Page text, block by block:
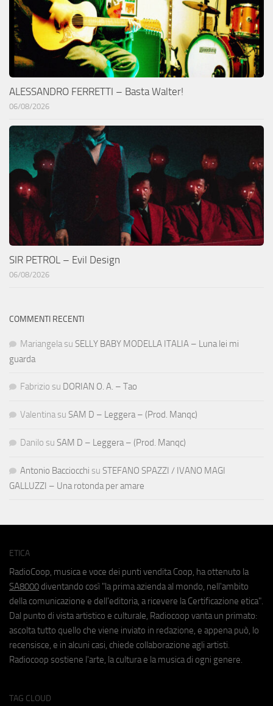
ALESSANDRO FERRETTI – Basta Walter!
06/08/2026
SIR PETROL – Evil Design
06/08/2026
COMMENTI RECENTI
Mariangela su SELLY BABY MODELLA ITALIA – Luna lei mi
guarda
Fabrizio su DORIAN O. A. – Tao
Valentina su SAM D – Leggera – (Prod. Manqc)
Danilo su SAM D – Leggera – (Prod. Manqc)
Antonio Bacciocchi su STEFANO SPAZZI / IVANO MAGI
GALLUZZI – Una rotonda per amare
ETICA
RadioCoop, musica e voce dei punti vendita Coop, ha ottenuto la
SA8000 diventando così "la prima azienda al mondo, nell'ambito
della comunicazione e dell'editoria, a ricevere la Certificazione etica".
Dal punto di vista artistico e culturale, Radiocoop vanta un primato:
ascolta tutto quello che viene inviato in redazione, e appena può, lo
recensisce, e in alcuni casi, chiede collaborazione agli artisti.
Radiocoop sostiene l'arte, la cultura e la musica di ogni genere.
TAG CLOUD